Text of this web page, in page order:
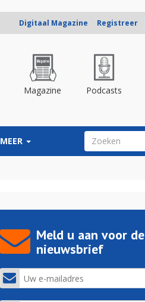
Digitaal Magazine Registreer
Magazine Podcasts
MEER ZOEKVELD
Meld u aan voor de
nieuwsbrief